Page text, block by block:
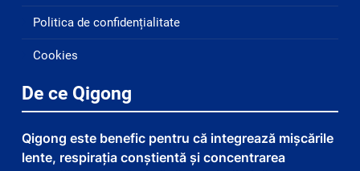
Politica de confidențialitate
Cookies
De ce Qigong
Qigong este benefic pentru că integrează mișcările
lente, respirația conștientă și concentrarea